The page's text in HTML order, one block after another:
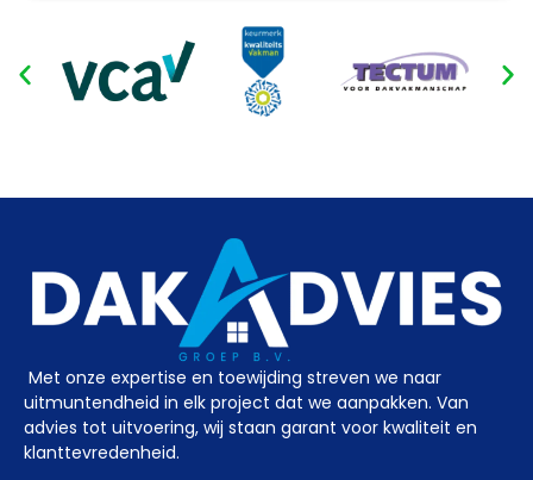
Met onze expertise en toewijding streven we naar
uitmuntendheid in elk project dat we aanpakken. Van
advies tot uitvoering, wij staan garant voor kwaliteit en
klanttevredenheid.